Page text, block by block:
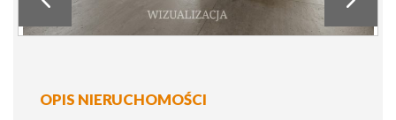
OPIS NIERUCHOMOŚCI